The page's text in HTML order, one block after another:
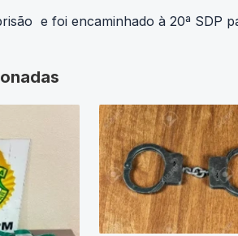
e foi encaminhado à 20ª SDP